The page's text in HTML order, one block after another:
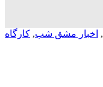
, اخبار مشق شب, کارگاه